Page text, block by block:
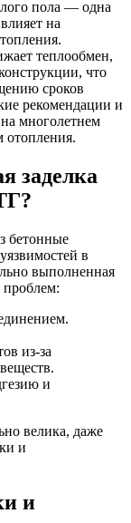
пола — одна
на
теплообмен,
что
сроков
рекомендации и
многолетнем
отопления.
заделка
бетонные
в
выполненная
проблем:
из-за
и
велика, даже
и
и